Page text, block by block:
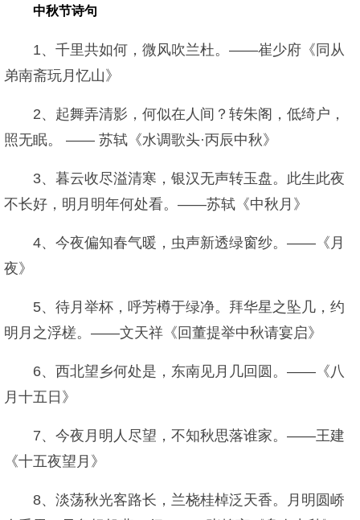
中秋节诗句
1、千里共如何，微风吹兰杜。——崔少府《同从
弟南斋玩月忆山》
2、起舞弄清影，何似在人间？转朱阁，低绮户，
照无眠。 —— 苏轼《水调歌头·丙辰中秋》
3、暮云收尽溢清寒，银汉无声转玉盘。此生此夜
不长好，明月明年何处看。——苏轼《中秋月》
4、今夜偏知春气暖，虫声新透绿窗纱。——《月
夜》
5、待月举杯，呼芳樽于绿净。拜华星之坠几，约
明月之浮槎。——文天祥《回董提举中秋请宴启》
6、西北望乡何处是，东南见月几回圆。——《八
月十五日》
7、今夜月明人尽望，不知秋思落谁家。——王建
《十五夜望月》
8、淡荡秋光客路长，兰桡桂棹泛天香。月明圆峤